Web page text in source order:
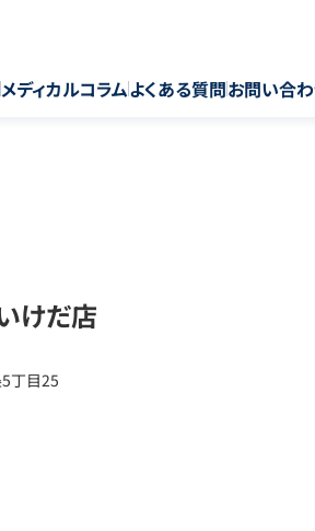
メディカルコラムよくある質問お問い合
けだ店
丁目25